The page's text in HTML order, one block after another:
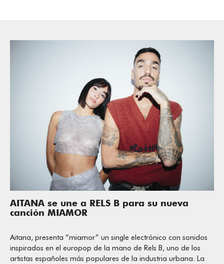
AITANA se une a RELS B para su nueva
canción MIAMOR
Aitana, presenta “miamor” un single electrónico con sonidos
inspirados en el europop de la mano de Rels B, uno de los
artistas españoles más populares de la industria urbana. La